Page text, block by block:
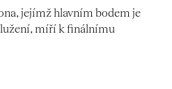
jejímž hlavním bodem je
míří k finálnímu